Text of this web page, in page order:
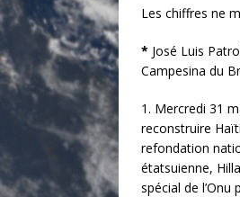
Les chiffres ne
* José Luis
Campesina du
1. Mercredi 31
reconstruire
refondation
étatsuienne,
spécial de